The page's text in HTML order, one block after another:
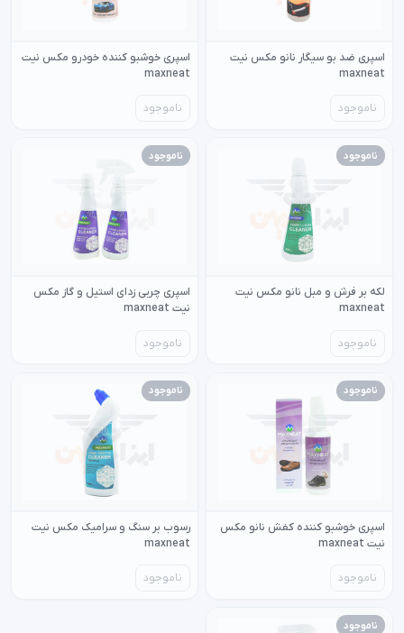
اسپری ضد بو سیگار نانو مکس نیت
maxneat
ناموجود
اسپری خوشبو کننده خودرو مکس نیت
maxneat
ناموجود
ناموجود
لکه بر فرش و مبل نانو مکس نیت
maxneat
ناموجود
ناموجود
اسپری چربی زدای استیل و گاز مکس
نیت maxneat
ناموجود
ناموجود
اسپری خوشبو کننده کفش نانو مکس
نیت maxneat
ناموجود
ناموجود
رسوب بر سنگ و سرامیک مکس نیت
maxneat
ناموجود
ناموجود